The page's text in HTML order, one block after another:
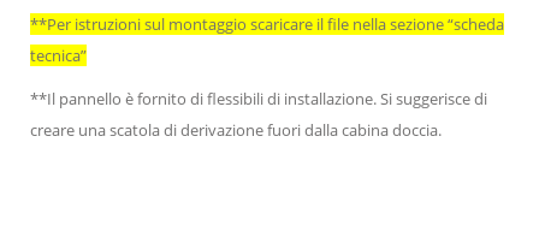
**Per istruzioni sul montaggio scaricare il file nella sezione “scheda
tecnica”
**Il pannello è fornito di flessibili di installazione. Si suggerisce di
creare una scatola di derivazione fuori dalla cabina doccia.